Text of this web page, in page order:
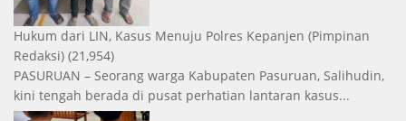
Hukum dari LIN, Kasus Menuju Polres Kepanjen (Pimpinan
Redaksi) (21,954)
PASURUAN – Seorang warga Kabupaten Pasuruan, Salihudin,
kini tengah berada di pusat perhatian lantaran kasus...